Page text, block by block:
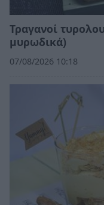
Τραγανοί
μυρωδικά)
07/08/2026 10:18